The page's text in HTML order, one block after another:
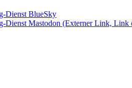
Dienst BlueSky
Dienst Mastodon (Externer Link, Link